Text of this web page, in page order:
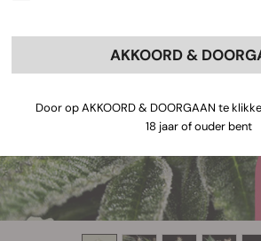
AKKOORD &
Door op AKKOORD & DOORGAAN te
18 jaar of ouder bent